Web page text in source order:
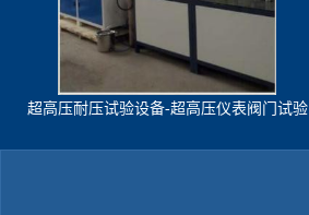
超高压耐压试验设备-超高压仪表阀门试验